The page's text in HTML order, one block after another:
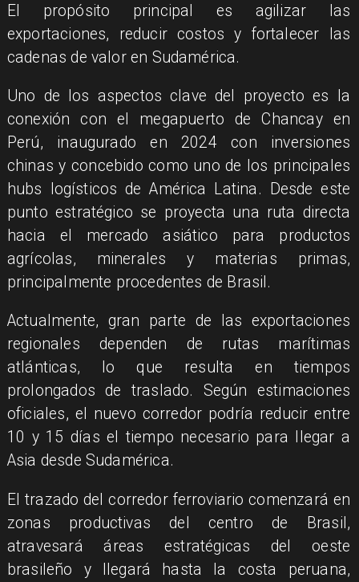
El propósito principal es agilizar las
exportaciones, reducir costos y fortalecer las
cadenas de valor en Sudamérica.
Uno de los aspectos clave del proyecto es la
conexión con el megapuerto de Chancay en
Perú, inaugurado en 2024 con inversiones
chinas y concebido como uno de los principales
hubs logísticos de América Latina. Desde este
punto estratégico se proyecta una ruta directa
hacia el mercado asiático para productos
agrícolas, minerales y materias primas,
principalmente procedentes de Brasil.
Actualmente, gran parte de las exportaciones
regionales dependen de rutas marítimas
atlánticas, lo que resulta en tiempos
prolongados de traslado. Según estimaciones
oficiales, el nuevo corredor podría reducir entre
10 y 15 días el tiempo necesario para llegar a
Asia desde Sudamérica.
El trazado del corredor ferroviario comenzará en
zonas productivas del centro de Brasil,
atravesará áreas estratégicas del oeste
brasileño y llegará hasta la costa peruana,